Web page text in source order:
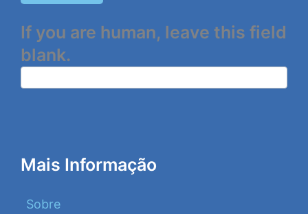
If you are human, leave this field
blank.
Mais Informação
Sobre